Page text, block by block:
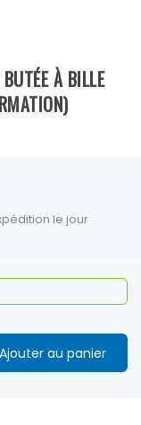
À BILLE
le jour
Ajouter au panier